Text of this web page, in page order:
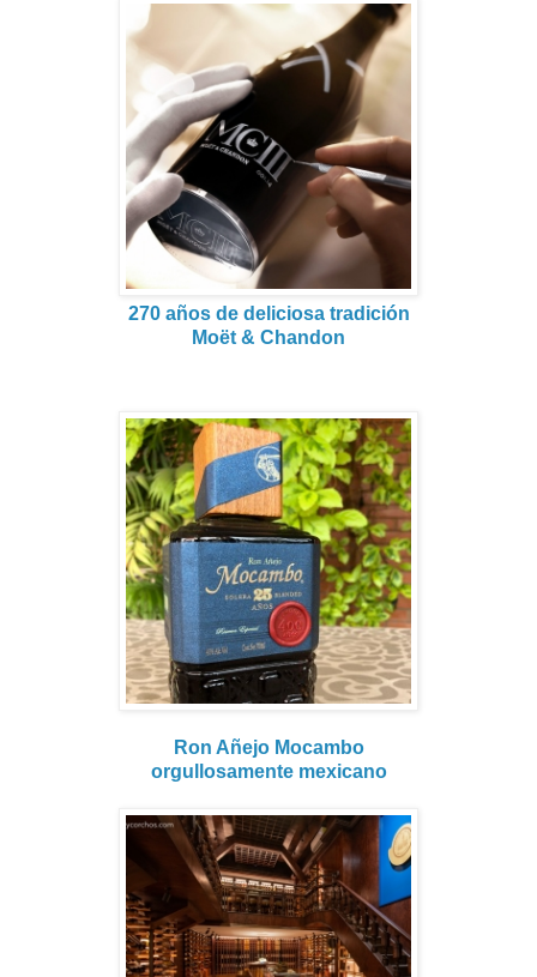
270 años de deliciosa tradición
Moët & Chandon
Ron Añejo Mocambo
orgullosamente mexicano